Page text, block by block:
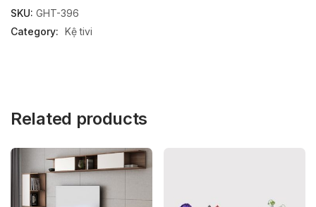
SKU: GHT-396
Category: Kệ tivi
Related products